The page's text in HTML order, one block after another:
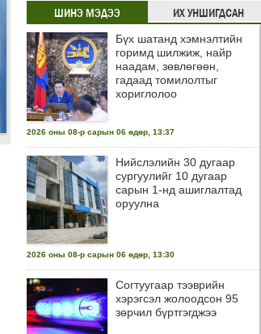
ШИНЭ МЭДЭЭ ИХ УНШИГДСАН
Бүх шатанд хэмнэлтийн
горимд шилжиж, найр
наадам, зөвлөгөөн,
гадаад томилолтыг
хориглолоо
2026 оны 08-р сарын 06 өдөр, 13:37
Нийслэлийн 30 дугаар
сургуулийг 10 дугаар
сарын 1-нд ашиглалтад
оруулна
2026 оны 08-р сарын 06 өдөр, 13:30
Согтуугаар тээврийн
хэрэгсэл жолоодсон 95
зөрчил бүртгэгджээ